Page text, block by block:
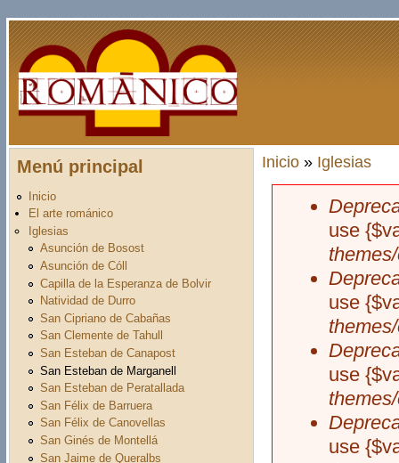
Pasar al contenido principal
Menú principal
Inicio
El arte románico
Iglesias
Asunción de Bosost
Asunción de Cóll
Capilla de la Esperanza de Bolvir
Natividad de Durro
San Cipriano de Cabañas
San Clemente de Tahull
San Esteban de Canapost
San Esteban de Marganell
San Esteban de Peratallada
San Félix de Barruera
San Félix de Canovellas
San Ginés de Montellá
San Jaime de Queralbs
Usted está aquí
Inicio» Iglesias
Mensaje
use
use
use
use